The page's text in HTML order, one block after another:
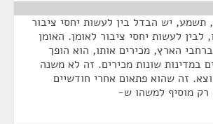
יש הבדל בין לעשות יחסי ציבור
לבין לעשות יחסי ציבור לאומן. האומן
הארץ, מכירים אותו, הוא הופך
במדינות שונות מכירים. זה לא משנה
זה שהוא פתאום אחרי חודשיים
רק מוסיף למשהו ש-